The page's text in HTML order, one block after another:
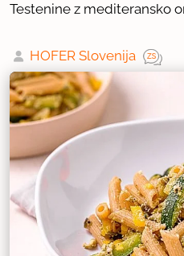
Testenine z mediteransko
HOFER Slovenija